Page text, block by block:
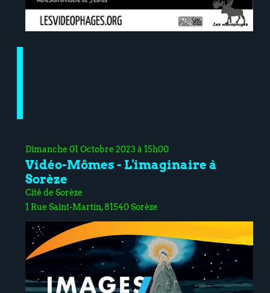
Dimanche 01 Octobre 2023 à 15h00
Vidéo-Mômes - L'imaginaire à
Sorèze
Cité de Sorèze
1 Rue Saint-Martin, 81540 Sorèze